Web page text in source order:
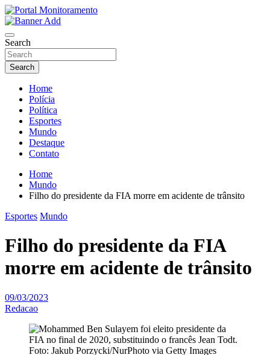
Skip
to
content
Portal Monitoramento
Search
Search
Home
Polícia
Política
Esportes
Mundo
Destaque
Contato
Home
Mundo
Filho do presidente da FIA morre em acidente de trânsito
Esportes Mundo
Filho do presidente da FIA
morre em acidente de trânsito
09/03/2023
Redacao